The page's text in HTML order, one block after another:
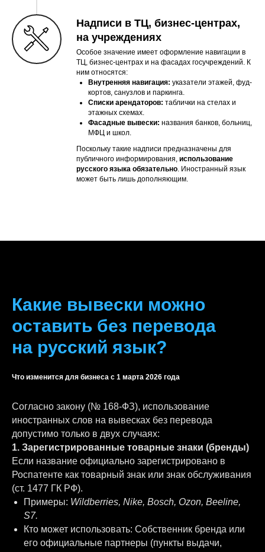
Надписи в ТЦ, бизнес-центрах,
на учреждениях
Особое значение имеет оформление навигации в
ТЦ, бизнес-центрах и на фасадах госучреждений. К
ним относятся:
Внутренняя навигация: указатели этажей, фуд-
кортов, санузлов и паркинга.
Списки арендаторов: таблички на стелах и
этажных схемах.
Фасадные вывески: названия банков, больниц,
МФЦ и школ.
Поскольку такие надписи предназначены для
публичного информирования, использование
русского языка обязательно. Иностранный язык
может быть лишь дополняющим.
Какие вывески можно
оставить без перевода
на русский язык?
Что изменится для бизнеса с 1 марта 2026 года
Согласно закону (№ 168-ФЗ), использование
иностранных слов на вывесках без перевода
допустимо только в двух случаях:
1. Зарегистрированные товарные знаки (бренды)
Если название официально зарегистрировано в
Роспатенте как товарный знак или знак обслуживания
(ст. 1477 ГК РФ).
Примеры: Wildberries, Nike, Bosch, Ozon, Beeline,
S7.
Кто может использовать: Собственник бренда или
его официальные партнеры (пункты выдачи,